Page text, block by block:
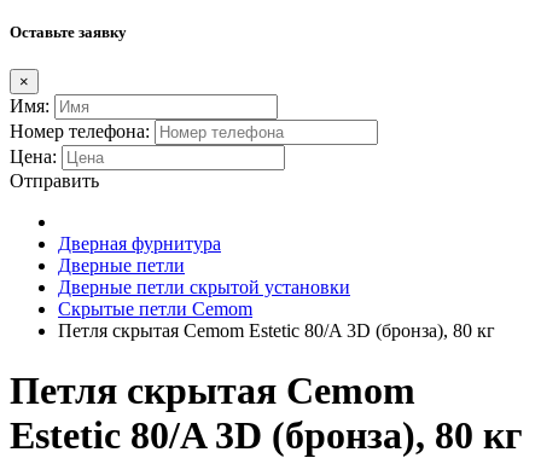
Оставьте заявку
×
Имя:
Номер телефона:
Цена:
Отправить
Дверная фурнитура
Дверные петли
Дверные петли скрытой установки
Скрытые петли Cemom
Петля скрытая Cemom Estetic 80/A 3D (бронза), 80 кг
Петля скрытая Cemom
Estetic 80/A 3D (бронза), 80 кг